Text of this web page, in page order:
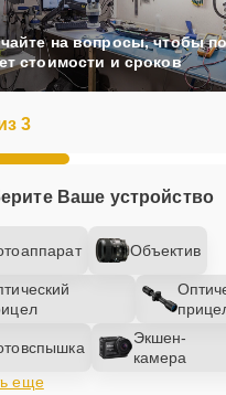
3
Ваше устройство
Объектив
Экшен-
камера
еще
на вопросы, чтобы
стоимости и сроков